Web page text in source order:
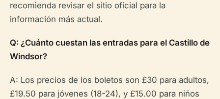
recomienda revisar el sitio oficial para la
información más actual.
Q: ¿Cuánto cuestan las entradas para el Castillo de
Windsor?
A: Los precios de los boletos son £30 para adultos,
£19.50 para jóvenes (18-24), y £15.00 para niños